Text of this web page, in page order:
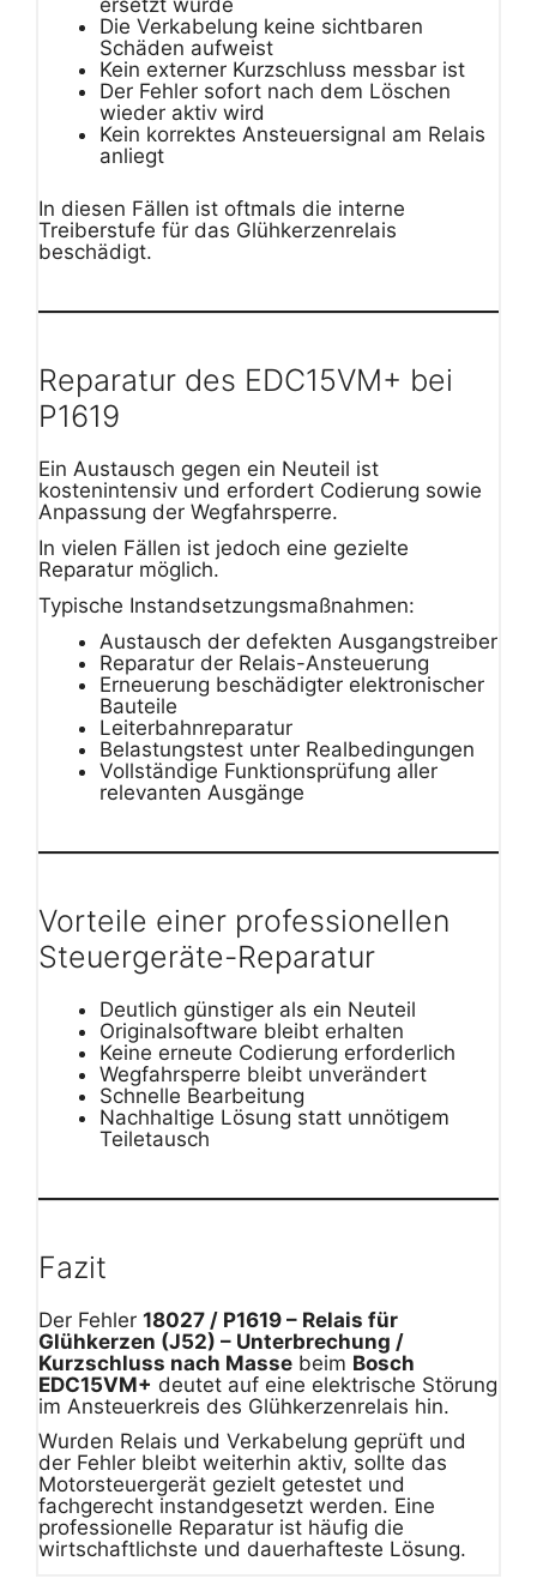
ersetzt wurde
Die Verkabelung keine sichtbaren
Schäden aufweist
Kein externer Kurzschluss messbar ist
Der Fehler sofort nach dem Löschen
wieder aktiv wird
Kein korrektes Ansteuersignal am Relais
anliegt
In diesen Fällen ist oftmals die interne
Treiberstufe für das Glühkerzenrelais
beschädigt.
Reparatur des EDC15VM+ bei
P1619
Ein Austausch gegen ein Neuteil ist
kostenintensiv und erfordert Codierung sowie
Anpassung der Wegfahrsperre.
In vielen Fällen ist jedoch eine gezielte
Reparatur möglich.
Typische Instandsetzungsmaßnahmen:
Austausch der defekten Ausgangstreiber
Reparatur der Relais-Ansteuerung
Erneuerung beschädigter elektronischer
Bauteile
Leiterbahnreparatur
Belastungstest unter Realbedingungen
Vollständige Funktionsprüfung aller
relevanten Ausgänge
Vorteile einer professionellen
Steuergeräte-Reparatur
Deutlich günstiger als ein Neuteil
Originalsoftware bleibt erhalten
Keine erneute Codierung erforderlich
Wegfahrsperre bleibt unverändert
Schnelle Bearbeitung
Nachhaltige Lösung statt unnötigem
Teiletausch
Fazit
Der Fehler 18027 / P1619 – Relais für
Glühkerzen (J52) – Unterbrechung /
Kurzschluss nach Masse beim Bosch
EDC15VM+ deutet auf eine elektrische Störung
im Ansteuerkreis des Glühkerzenrelais hin.
Wurden Relais und Verkabelung geprüft und
der Fehler bleibt weiterhin aktiv, sollte das
Motorsteuergerät gezielt getestet und
fachgerecht instandgesetzt werden. Eine
professionelle Reparatur ist häufig die
wirtschaftlichste und dauerhafteste Lösung.